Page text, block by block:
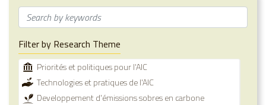
Filter by Research Theme
Priorités et politiques pour l'AIC
Technologies et pratiques de l'AIC
Developpement d'émissions sobres en carbone